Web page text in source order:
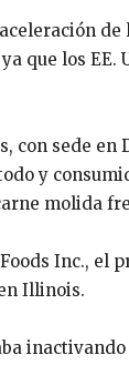
de
que los EE.
con sede en
y
molida
Inc., el
Illinois.
inactivando